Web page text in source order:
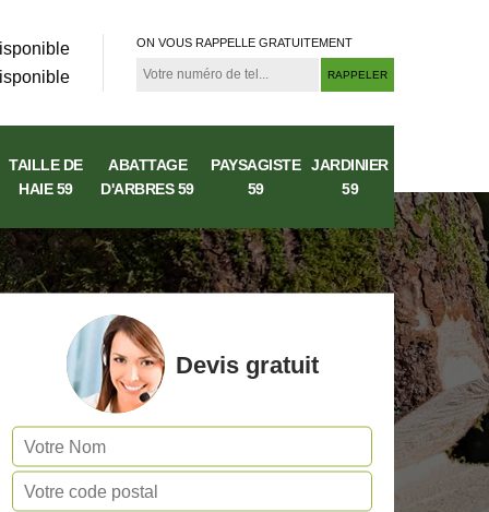
ON VOUS RAPPELLE GRATUITEMENT
TAILLE DE
HAIE 59
ABATTAGE
D'ARBRES 59
PAYSAGISTE
59
JARDINIER
59
Devis gratuit